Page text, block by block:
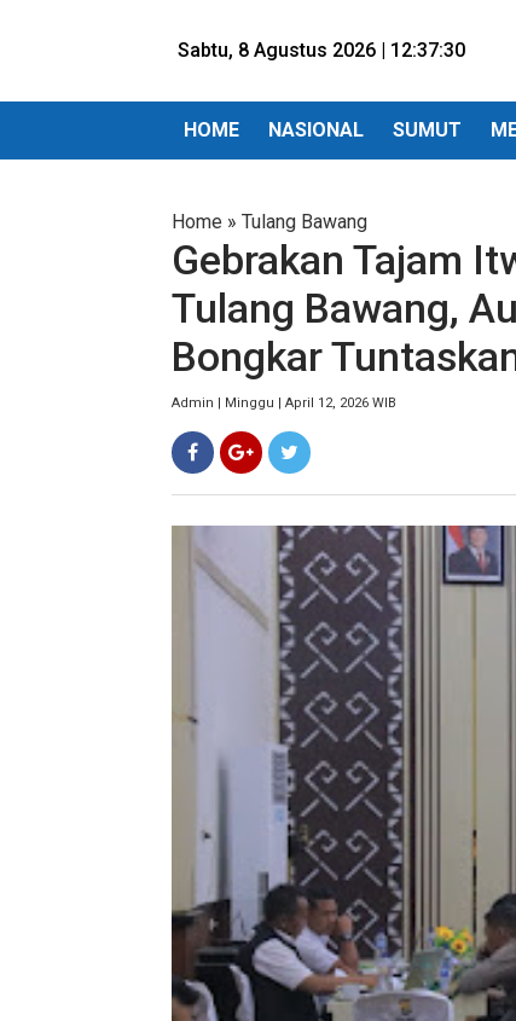
Sabtu, 8 Agustus 2026 | 12:37:32
HOME NASIONAL SUMUT
Home » Tulang Bawang
Gebrakan Tajam
Tulang Bawang,
Bongkar
Admin | Minggu | April 12, 2026 WIB